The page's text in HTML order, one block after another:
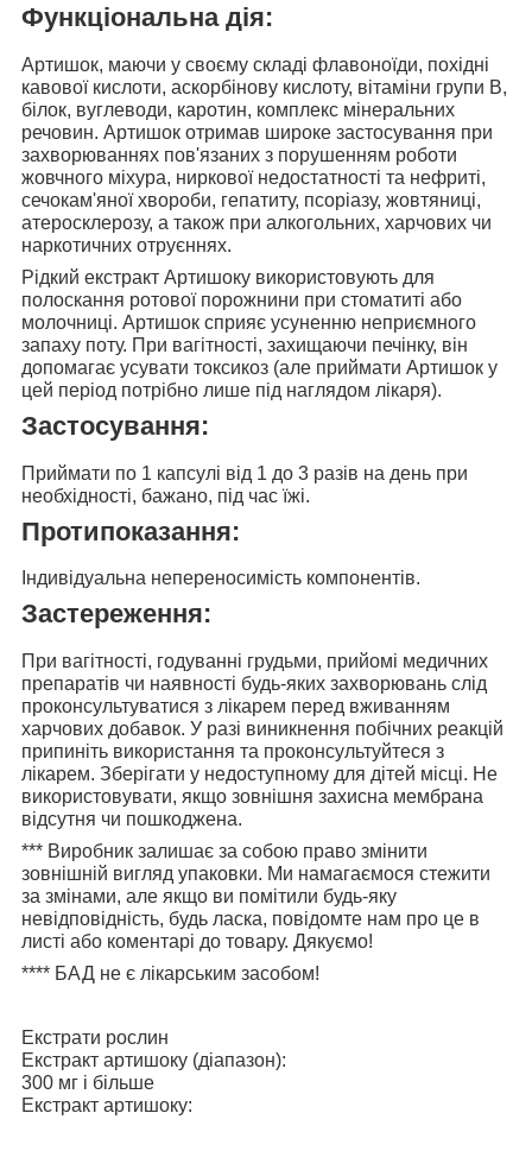
Функціональна дія:
Артишок, маючи у своєму складі флавоноїди, похідні
кавової кислоти, аскорбінову кислоту, вітаміни групи В,
білок, вуглеводи, каротин, комплекс мінеральних
речовин. Артишок отримав широке застосування при
захворюваннях пов'язаних з порушенням роботи
жовчного міхура, ниркової недостатності та нефриті,
сечокам'яної хвороби, гепатиту, псоріазу, жовтяниці,
атеросклерозу, а також при алкогольних, харчових чи
наркотичних отруєннях.
Рідкий екстракт Артишоку використовують для
полоскання ротової порожнини при стоматиті або
молочниці. Артишок сприяє усуненню неприємного
запаху поту. При вагітності, захищаючи печінку, він
допомагає усувати токсикоз (але приймати Артишок у
цей період потрібно лише під наглядом лікаря).
Застосування:
Приймати по 1 капсулі від 1 до 3 разів на день при
необхідності, бажано, під час їжі.
Протипоказання:
Індивідуальна непереносимість компонентів.
Застереження:
При вагітності, годуванні грудьми, прийомі медичних
препаратів чи наявності будь-яких захворювань слід
проконсультуватися з лікарем перед вживанням
харчових добавок. У разі виникнення побічних реакцій
припиніть використання та проконсультуйтеся з
лікарем. Зберігати у недоступному для дітей місці. Не
використовувати, якщо зовнішня захисна мембрана
відсутня чи пошкоджена.
*** Виробник залишає за собою право змінити
зовнішній вигляд упаковки. Ми намагаємося стежити
за змінами, але якщо ви помітили будь-яку
невідповідність, будь ласка, повідомте нам про це в
листі або коментарі до товару. Дякуємо!
**** БАД не є лікарським засобом!
Екстрати рослин
Екстракт артишоку (діапазон):
300 мг і більше
Екстракт артишоку: